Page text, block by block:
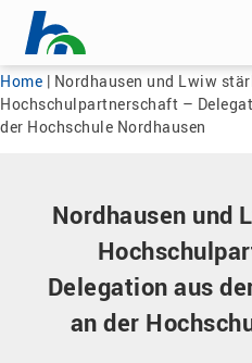
Menü überspringen
Menü überspringen
Home | Nordhausen und Lwiw
Hochschulpartnerschaft –
der Hochschule Nordhausen
Nordhausen und
Delegation aus
an der